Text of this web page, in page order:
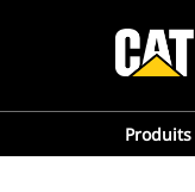
Produits